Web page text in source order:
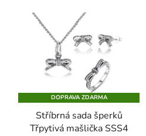
DOPRAVA ZDARMA
Stříbrná sada šperků
Třpytivá mašlička SSS4